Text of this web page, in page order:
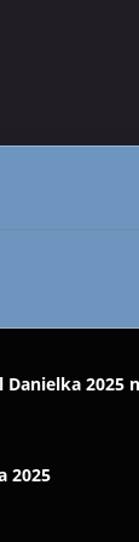
Danielka 2025
2025